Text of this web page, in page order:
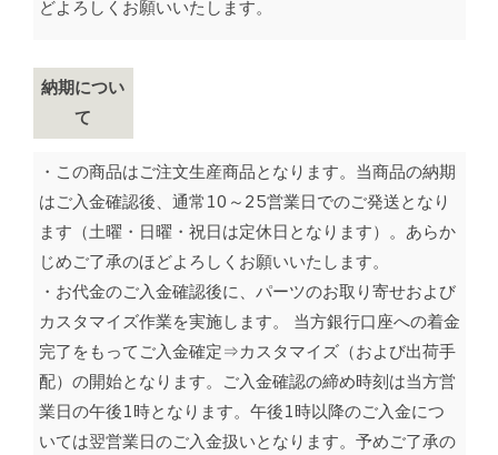
どよろしくお願いいたします。
納期につい
て
・この商品はご注文生産商品となります。当商品の納期
はご入金確認後、通常10～25営業日でのご発送となり
ます（土曜・日曜・祝日は定休日となります）。あらか
じめご了承のほどよろしくお願いいたします。
・お代金のご入金確認後に、パーツのお取り寄せおよび
カスタマイズ作業を実施します。 当方銀行口座への着金
完了をもってご入金確定⇒カスタマイズ（および出荷手
配）の開始となります。ご入金確認の締め時刻は当方営
業日の午後1時となります。午後1時以降のご入金につ
いては翌営業日のご入金扱いとなります。予めご了承の